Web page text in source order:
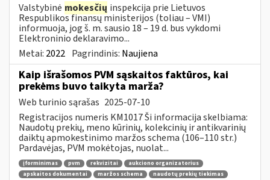
Valstybinė mokesčių inspekcija prie Lietuvos
Respublikos finansų ministerijos (toliau – VMI)
informuoja, jog š. m. sausio 18 – 19 d. bus vykdomi
Elektroninio deklaravimo...
Metai: 2022 Pagrindinis: Naujiena
Kaip išrašomos PVM sąskaitos faktūros, kai
prekėms buvo taikyta marža?
Web turinio sąrašas 2025-07-10
Registracijos numeris KM1017 Ši informacija skelbiama:
Naudotų prekių, meno kūrinių, kolekcinių ir antikvarinių
daiktų apmokestinimo maržos schema (106–110 str.)
Pardavėjas, PVM mokėtojas, nuolat...
įforminimas pvm rekvizitai
aukciono organizatorius
apskaitos dokumentai
maržos schema
naudotų prekių tiekimas